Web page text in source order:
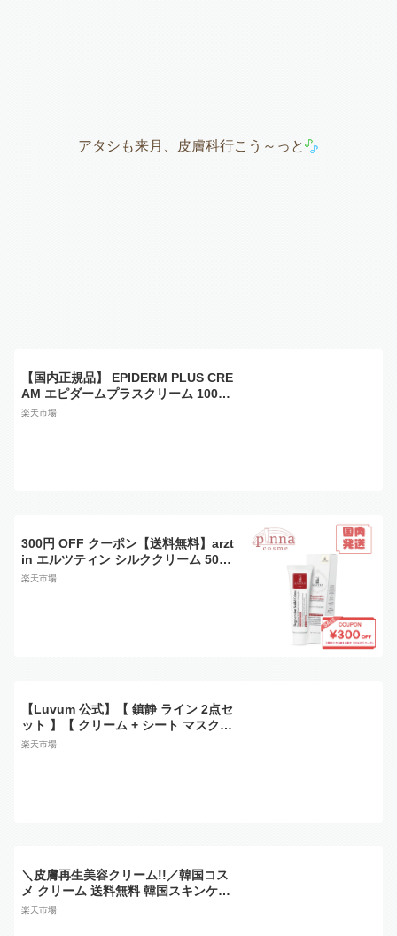
アタシも来月、皮膚科行こう～っと
【国内正規品】 EPIDERM PLUS CRE
AM エピダームプラスクリーム 100g
RIVESKIN フェイスクリーム カーボ
楽天市場
300円 OFF クーポン【送料無料】arzt
in エルツティン シルククリーム 50g
ARZTIN リジェネレイティブシールド
楽天市場
【Luvum 公式】【 鎮静 ライン 2点セ
ット 】【 クリーム + シート マスク
】 保湿 フェイスクリーム 再生クリー
楽天市場
＼皮膚再生美容クリーム!!／韓国コス
メ クリーム 送料無料 韓国スキンケア
ターンオーバー クリーム ベタつかな
楽天市場